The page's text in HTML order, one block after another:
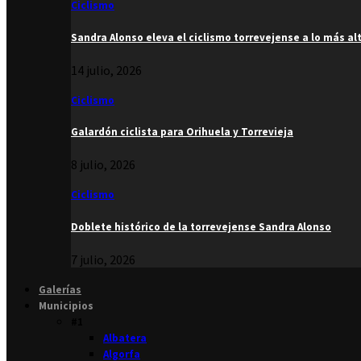
Ciclismo
Sandra Alonso eleva el ciclismo torrevejense a lo más
14 julio, 2026
Ciclismo
Galardón ciclista para Orihuela y Torrevieja
8 julio, 2026
Ciclismo
Doblete histórico de la torrevejense Sandra Alonso
7 julio, 2026
Galerías
Municipios
Albatera
Algorfa